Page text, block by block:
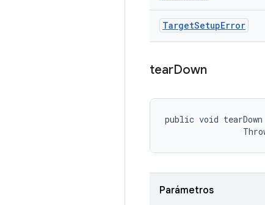
TargetSetupError
tearDown
public void
Parámetros